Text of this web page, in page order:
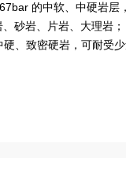
的中软、中硬岩
砂岩、片岩、大理岩；
、致密硬岩，可耐受